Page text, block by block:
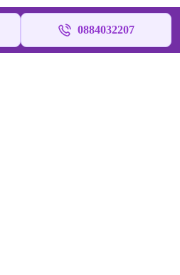
0884032207